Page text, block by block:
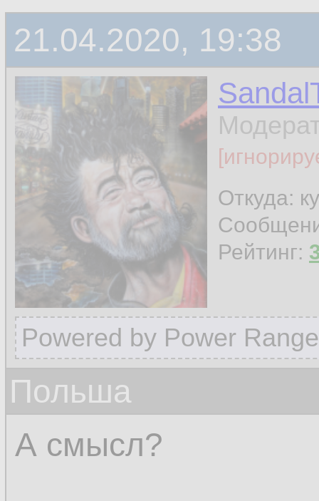
21.04.2020, 19:38
Откуда:
Рейтинг:
Powered by Power
Польша
А смысл?